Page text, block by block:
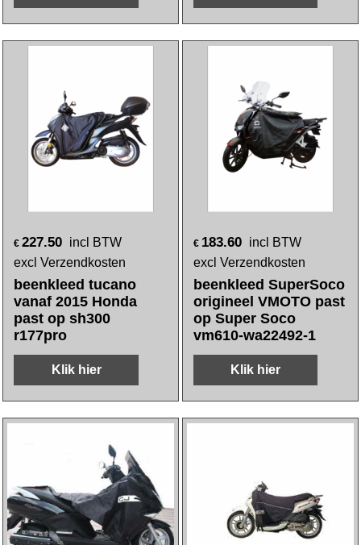
€ 227.50 incl BTW
excl Verzendkosten
beenkleed tucano
vanaf 2015 Honda
past op sh300
r177pro
Klik hier
€ 183.60 incl BTW
excl Verzendkosten
beenkleed SuperSoco
origineel VMOTO past
op Super Soco
vm610-wa22492-1
Klik hier